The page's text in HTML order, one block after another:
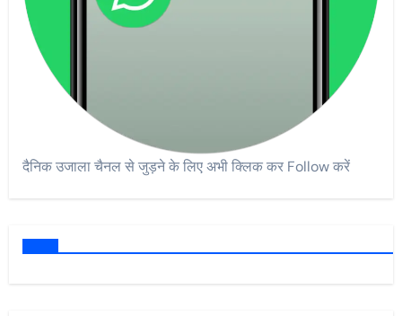
दैनिक उजाला चैनल से जुड़ने के लिए अभी क्लिक कर Follow करें